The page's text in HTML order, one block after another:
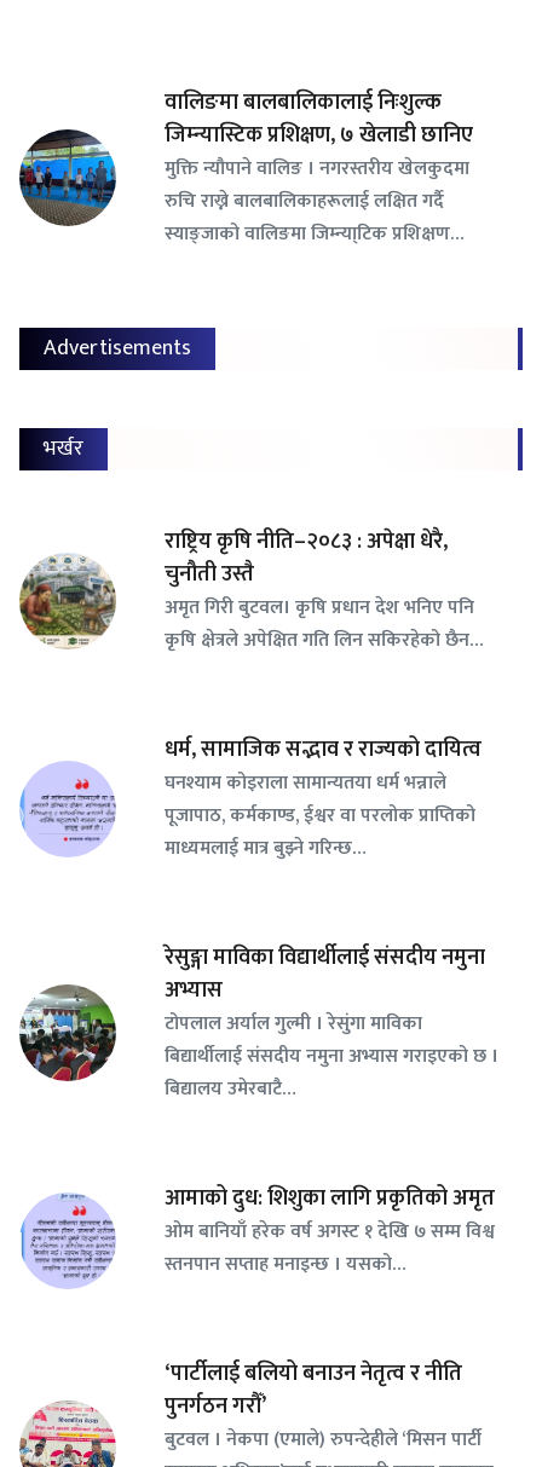
वालिङमा बालबालिकालाई निःशुल्क
जिम्न्यास्टिक प्रशिक्षण, ७ खेलाडी छानिए
​मुक्ति न्यौपाने वालिङ । नगरस्तरीय खेलकुदमा
रुचि राख्ने बालबालिकाहरूलाई लक्षित गर्दै
स्याङ्जाको वालिङमा जिम्न्या्टिक प्रशिक्षण…
Advertisements
भर्खर
राष्ट्रिय कृषि नीति–२०८३ : अपेक्षा धेरै,
चुनौती उस्तै
अमृत गिरी बुटवल। कृषि प्रधान देश भनिए पनि
कृषि क्षेत्रले अपेक्षित गति लिन सकिरहेको छैन…
धर्म, सामाजिक सद्भाव र राज्यको दायित्व
घनश्याम कोइराला सामान्यतया धर्म भन्नाले
पूजापाठ, कर्मकाण्ड, ईश्वर वा परलोक प्राप्तिको
माध्यमलाई मात्र बुझ्ने गरिन्छ…
रेसुङ्गा माविका विद्यार्थीलाई संसदीय नमुना
अभ्यास
टोपलाल अर्याल गुल्मी । रेसुंगा माविका
बिद्यार्थीलाई संसदीय नमुना अभ्यास गराइएको छ ।
बिद्यालय उमेरबाटै…
आमाको दुध: शिशुका लागि प्रकृतिको अमृत
ओम बानियाँ हरेक वर्ष अगस्ट १ देखि ७ सम्म विश्व
स्तनपान सप्ताह मनाइन्छ । यसको…
‘पार्टीलाई बलियो बनाउन नेतृत्व र नीति
पुनर्गठन गरौँ’
बुटवल । नेकपा (एमाले) रुपन्देहीले ‘मिसन पार्टी